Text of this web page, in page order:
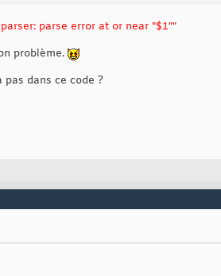
parser: parse error at or near "$1""
problème.
pas dans ce code ?